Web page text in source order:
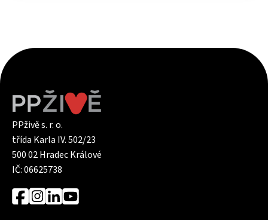
PPživě s. r. o.
třída Karla IV. 502/23
500 02 Hradec Králové
IČ: 06625738